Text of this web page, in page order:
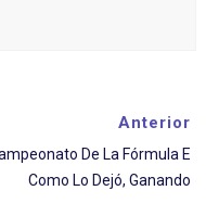
Anterior
De La Fórmula E
Como Lo Dejó, Ganando